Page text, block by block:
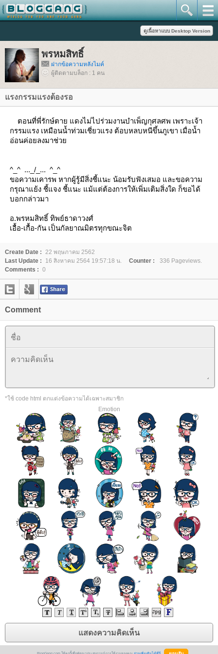
พรหมสิทธิ์
ฝากข้อความหลังไมค์
ผู้ติดตามบล็อก : 1 คน
รงกรรมแรงต้องรอ
ตอนที่พี่รักษ์ตาย แดงไม่ไปร่วมงานบำเพ็ญกุศลศพ เพราะเจ้า
กรรมแรง เหมือนน้ำท่วมเชี่ยวแรง ต้อบหลบหนีขึ้นภูเขา เมื่อน้ำ
อ่อนค่อยลงมาช่ว
^_^ ..._/_... ^_^
ขอความเคารพ หากผู้รู้มีสิ่งชี้แนะ น้อมรับฟังเสมอ และขอความ
กรุณาแย้ง ชี้แจง ชี้แนะ แม้แต่ต้องการให้เพิ่มเติมสิ่งใด ก็ขอได้
บอกกล่าวมา
อ.พรหมสิทธิ์ ทิพย์ธาดาวงศ์
เอื้อ-เกื้อ-กัน เป็นกัลยาณมิตรทุกขณะจิต
Create Date : 22 พฤษภาคม 2562
Last Update :
16 สิงหาคม 2564 19:57:18 น. Counter :
336 Pageviews.
Comments : 0
Comment
*ใช้ code html ตกแต่งข้อความได้เฉพาะสมาชิก
Emotion
BlogGang.com ใช้คุกกี้เพื่อพัฒนาประสบการณ์การใช้งานของคุณ อ่านเพิ่มเติมได้ที่นี่